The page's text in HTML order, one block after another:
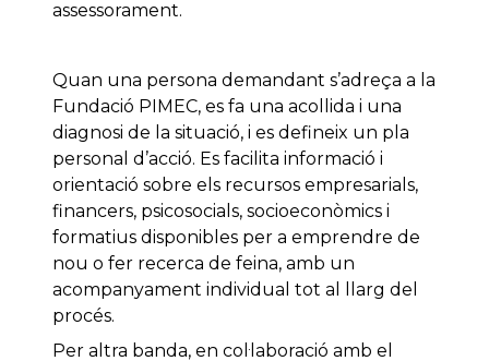
assessorament.
Quan una persona demandant s’adreça a la
Fundació PIMEC, es fa una acollida i una
diagnosi de la situació, i es defineix un pla
personal d’acció. Es facilita informació i
orientació sobre els recursos empresarials,
financers, psicosocials, socioeconòmics i
formatius disponibles per a emprendre de
nou o fer recerca de feina, amb un
acompanyament individual tot al llarg del
procés.
Per altra banda, en col·laboració amb el